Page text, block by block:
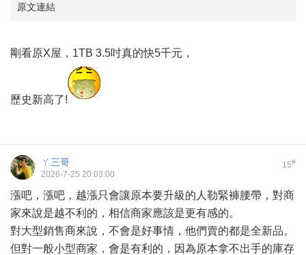
原文連結
剛看原X屋，1TB 3.5吋真的快5千元，
歷史新高了!
15#
ㄚ三哥
2026-7-25 20:03:00
漲吧，漲吧，越漲只會讓原本要升級的人勒緊褲腰帶，對商
家來說是越不利的，相信商家應該是更有感的。
對大型銷售商來說，不會是好事情，他們賣的都是全新品。
但對一般小型商家，會是有利的，因為原本拿不出手的庫存